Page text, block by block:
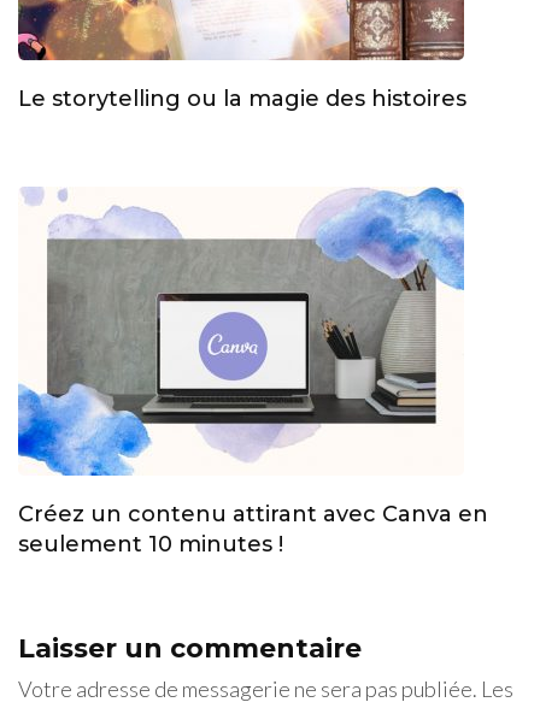
Le storytelling ou la magie des histoires
Créez un contenu attirant avec Canva en
seulement 10 minutes !
Laisser un commentaire
Votre adresse de messagerie ne sera pas publiée. Les